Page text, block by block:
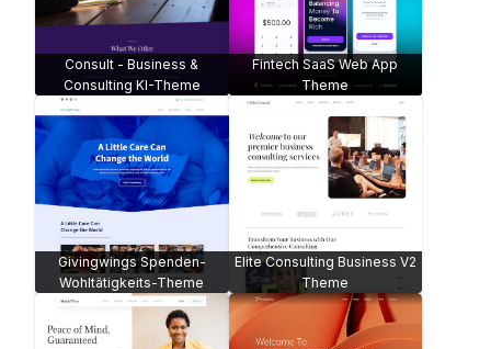
Consult - Business &
Consulting KI-Theme
Fintech SaaS Web App
Theme
Givingwings Spenden-
Wohltätigkeits-Theme
Elite Consulting Business V2
Theme